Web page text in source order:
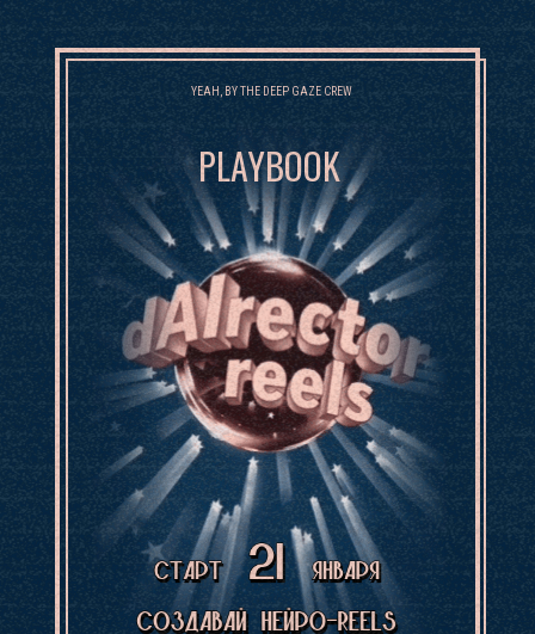
PLAYBOOK
YEAH, BY THE DEEP GAZE CREW